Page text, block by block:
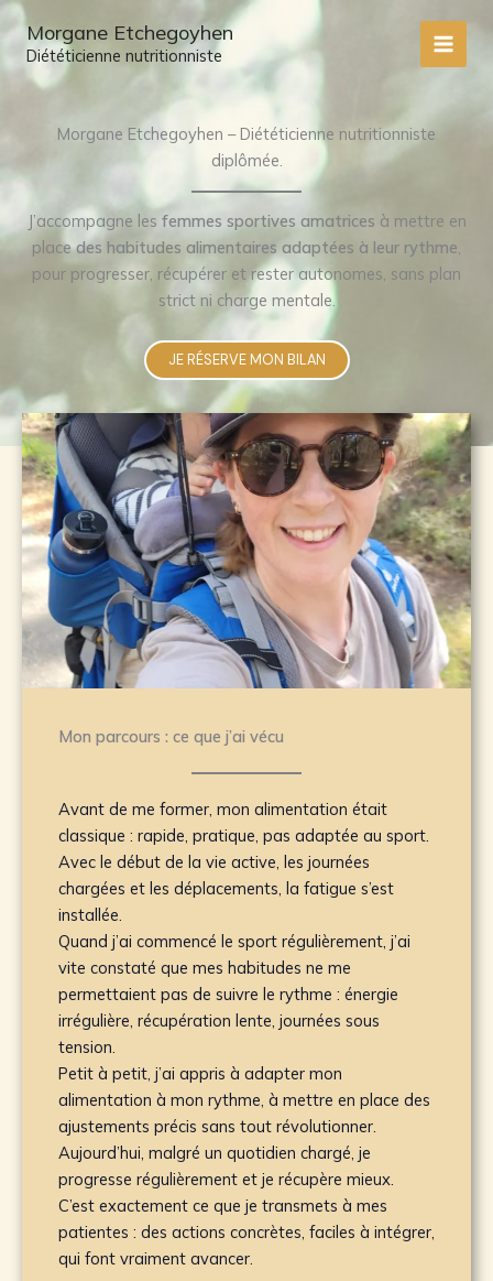
Aller
au
contenu
Morgane Etchegoyhen
Diététicienne nutritionniste
MAIN
Morgane Etchegoyhen – Diététicienne nutritionniste
diplômée.
J’accompagne les femmes sportives amatrices à mettre en
placedes habitudes alimentaires adaptées à leur rythme,
pour progresser, récupérer et rester autonomes, sans plan
strict ni charge mentale.
JE RÉSERVE MON BILAN
Mon parcours : ce que j’ai vécu
Avant de me former, mon alimentation était
classique : rapide, pratique, pas adaptée au sport.
Avec le début de la vie active, les journées
chargées et les déplacements, la fatigue s’est
installée.
Quand j’ai commencé le sport régulièrement, j’ai
vite constaté que mes habitudes ne me
permettaient pas de suivre le rythme : énergie
irrégulière, récupération lente, journées sous
tension.
Petit à petit, j’ai appris à adapter mon
alimentation à mon rythme, à mettre en place des
ajustements précis sans tout révolutionner.
Aujourd’hui, malgré un quotidien chargé, je
progresse régulièrement et je récupère mieux.
C’est exactement ce que je transmets à mes
patientes : des actions concrètes, faciles à intégrer,
qui font vraiment avancer.